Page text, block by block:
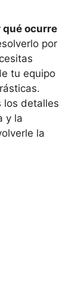
qué ocurre
por
tu equipo
los detalles
y la
la